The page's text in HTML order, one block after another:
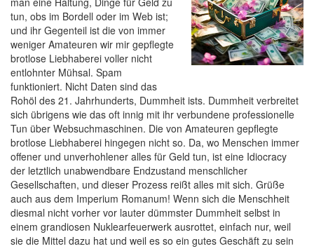
tun, obs im Bordell oder im Web ist;
und ihr Gegenteil ist die von immer
weniger Amateuren wir mir gepflegte
brotlose Liebhaberei voller nicht
entlohnter Mühsal. Spam
funktioniert. Nicht Daten sind das
Rohöl des 21. Jahrhunderts, Dummheit ists. Dummheit verbreitet
sich übrigens wie das oft innig mit ihr verbundene professionelle
Tun über Websuchmaschinen. Die von Amateuren gepflegte
brotlose Liebhaberei hingegen nicht so. Da, wo Menschen immer
offener und unverhohlener alles für Geld tun, ist eine Idiocracy
der letztlich unabwendbare Endzustand menschlicher
Gesellschaften, und dieser Prozess reißt alles mit sich. Grüße
auch aus dem Imperium Romanum! Wenn sich die Menschheit
diesmal nicht vorher vor lauter dümmster Dummheit selbst in
einem grandiosen Nuklearfeuerwerk ausrottet, einfach nur, weil
sie die Mittel dazu hat und weil es so ein gutes Geschäft zu sein